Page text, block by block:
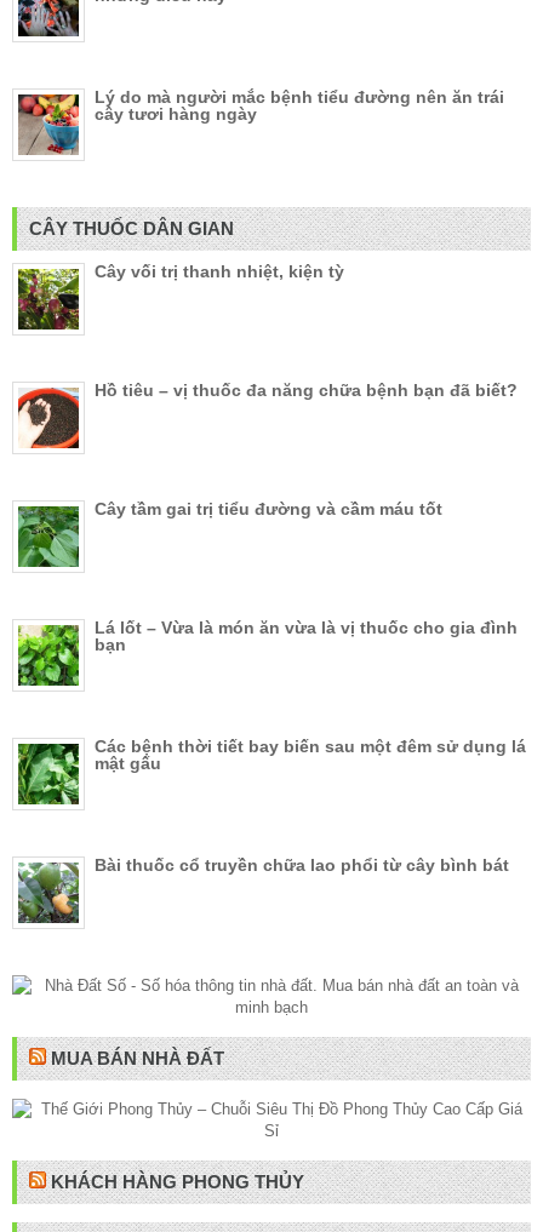
Lý do mà người mắc bệnh tiểu đường nên ăn trái
cây tươi hàng ngày
CÂY THUỐC DÂN GIAN
Cây vối trị thanh nhiệt, kiện tỳ
Hồ tiêu – vị thuốc đa năng chữa bệnh bạn đã biết?
Cây tầm gai trị tiểu đường và cầm máu tốt
Lá lốt – Vừa là món ăn vừa là vị thuốc cho gia đình
bạn
Các bệnh thời tiết bay biến sau một đêm sử dụng lá
mật gấu
Bài thuốc cổ truyền chữa lao phổi từ cây bình bát
MUA BÁN NHÀ ĐẤT
KHÁCH HÀNG PHONG THỦY